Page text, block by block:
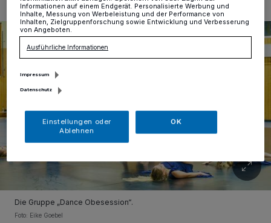
Die Gruppe „Dance Obesession“.
Foto: Eike Goebel
Informationen auf einem Endgerät. Personalisierte Werbung und
Inhalte, Messung von Werbeleistung und der Performance von
Inhalten, Zielgruppenforschung sowie Entwicklung und Verbesserung
von Angeboten.
Ausführliche Informationen
Impressum
Datenschutz
Einstellungen oder
Ablehnen
OK